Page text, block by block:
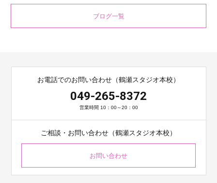
ブログ一覧
お電話でのお問い合わせ（鶴瀬スタジオ本校）
049-265-8372
営業時間 10：00～20：00
ご相談・お問い合わせ（鶴瀬スタジオ本校）
お問い合わせ